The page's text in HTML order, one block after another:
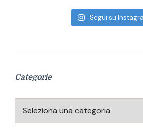
Segui su
Categorie
Categorie